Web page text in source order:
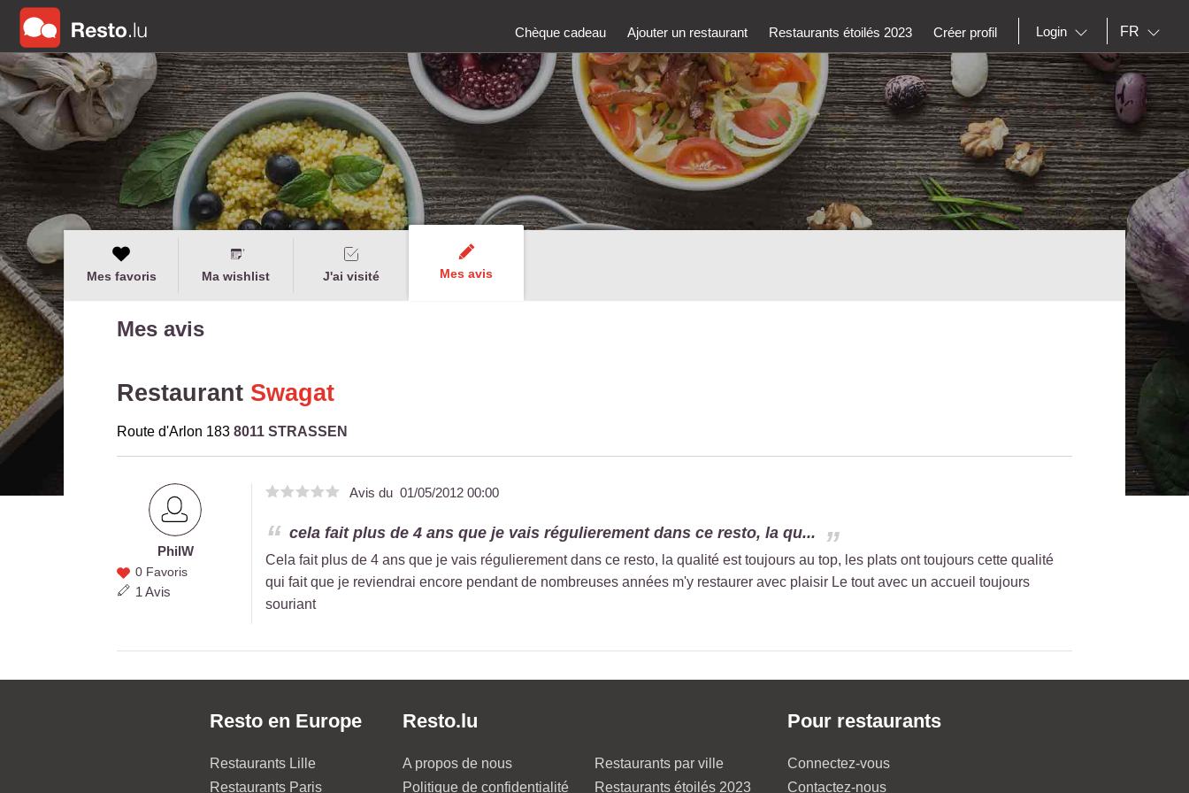
Chèque cadeau Ajouter un restaurant Restaurants étoilés 2023 Créer profil Login FR
Mes favoris Ma wishlist J'ai visité Mes avis
Mes avis
Restaurant Swagat
Route d'Arlon 183 8011 STRASSEN
Phil W
PhilW
0 Favoris
1 Avis
Avis du 01/05/2012 00:00
cela fait plus de 4 ans que je vais régulierement dans ce resto, la qu...
Cela fait plus de 4 ans que je vais régulierement dans ce resto, la qualité est toujours au top, les plats ont toujours cette qualité
qui fait que je reviendrai encore pendant de nombreuses années m'y restaurer avec plaisir Le tout avec un accueil toujours
souriant
Resto en Europe
Restaurants Lille
Restaurants Paris
Resto.lu
A propos de nous
Politique de confidentialité
Restaurants par ville
Restaurants étoilés 2023
Pour restaurants
Connectez-vous
Contactez-nous